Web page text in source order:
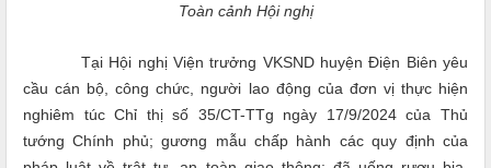
Toàn cảnh Hội nghị
Tại Hội nghị Viện trưởng VKSND huyện Điện Biên yêu
cầu cán bộ, công chức, người lao động của đơn vị thực hiện
nghiêm túc Chỉ thị số 35/CT-TTg ngày 17/9/2024 của Thủ
tướng Chính phủ; gương mẫu chấp hành các quy định của